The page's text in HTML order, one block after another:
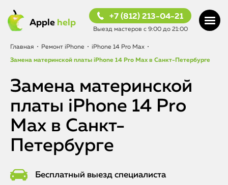
Apple help
+7 (812) 213-04-21
Выезд мастеров с 9:00 до 21:00
Главная • Ремонт iPhone • iPhone 14 Pro Max •
Замена материнской платы iPhone 14 Pro Max в Санкт-Петербурге
Замена материнской
платы iPhone 14 Pro
Max в Санкт-
Петербурге
Бесплатный выезд специалиста